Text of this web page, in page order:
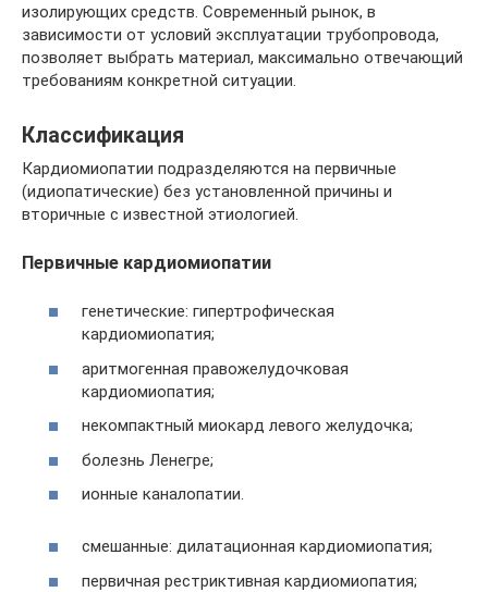
изолирующих средств. Современный рынок, в
зависимости от условий эксплуатации трубопровода,
позволяет выбрать материал, максимально отвечающий
требованиям конкретной ситуации.
Классификация
Кардиомиопатии подразделяются на первичные
(идиопатические) без установленной причины и
вторичные с известной этиологией.
Первичные кардиомиопатии
генетические: гипертрофическая
кардиомиопатия;
аритмогенная правожелудочковая
кардиомиопатия;
некомпактный миокард левого желудочка;
болезнь Ленегре;
ионные каналопатии.
смешанные: дилатационная кардиомиопатия;
первичная рестриктивная кардиомиопатия;